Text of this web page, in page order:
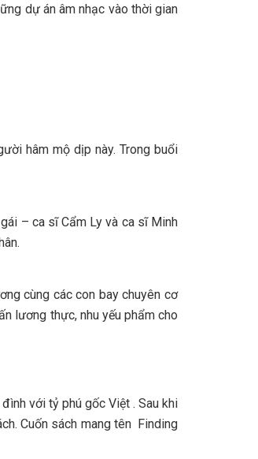
dự án âm nhạc vào thời gian
hâm mộ dịp này. Trong buổi
– ca sĩ Cẩm Ly và ca sĩ Minh
cùng các con bay chuyên cơ
lương thực, nhu yếu phẩm cho
với tỷ phú gốc Việt . Sau khi
Cuốn sách mang tên Finding